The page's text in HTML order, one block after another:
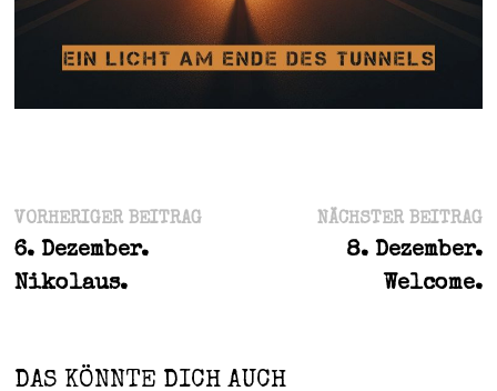
Beitragsnavigation
VORHERIGER BEITRAGVorheriger
6. Dezember.
Nikolaus.
NÄCHSTER BEITRAG
8. Dezember.
Welcome.
DAS KÖNNTE DICH AUCH